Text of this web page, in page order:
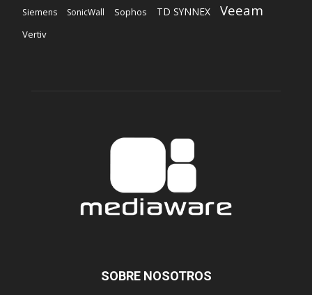
Siemens SonicWall Sophos TD SYNNEX Veeam
Vertiv
SOBRE NOSOTROS